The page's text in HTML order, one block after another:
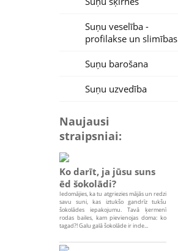
Suņu veselība -
profilakse un slimības
Suņu barošana
Suņu uzvedība
Naujausi
straipsniai:
Ko darīt, ja jūsu suns
ēd šokolādi?
Iedomājies, ka tu atgriezies mājās un redzi
savu suni, kas iztukšo gandrīz tukšu
šokolādes iepakojumu. Tavā ķermenī
rodas bailes, kam pievienojas doma: ko
tagad?! Galu galā šokolāde ir inde...